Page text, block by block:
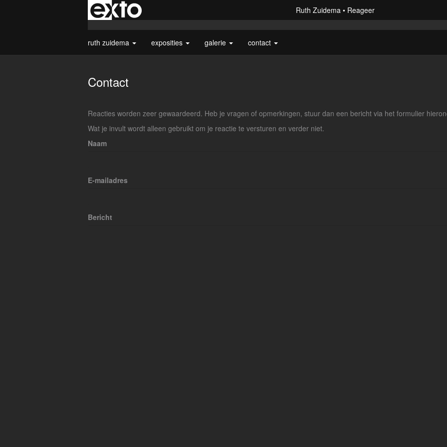
Ruth Zuidema Reageer
ruth zuidema exposities galerie contact
Contact
Reacties worden zeer gewaardeerd. Heb je vragen of opmerkingen, stuur dan een bericht via het formulier
Wat je invult wordt alleen gebruikt om je reactie te versturen en verder niet.
Naam
E-mailadres
Bericht